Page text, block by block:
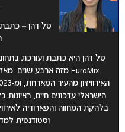
טל דהן – כתבת,
טל דהן היא כתבת ועורכת
הישראלי עדכונים חיים,
בלהקת המחווה והפארודיה
וסטודנטית